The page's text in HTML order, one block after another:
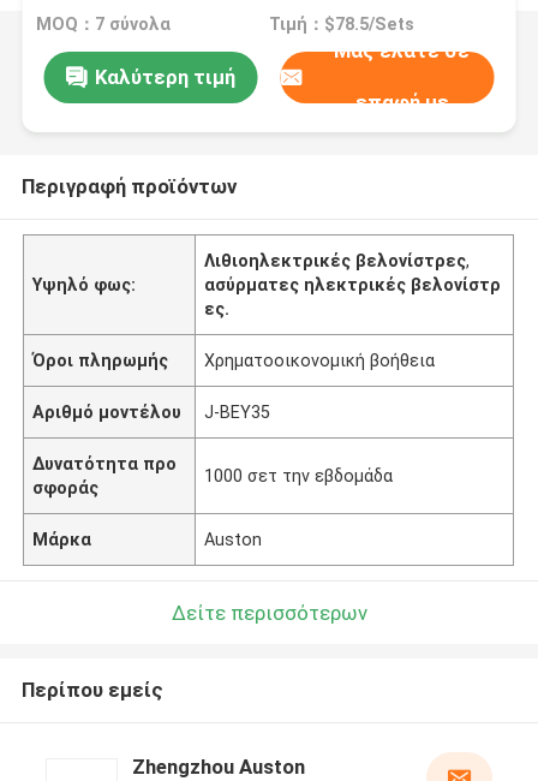
Τσεκούρι 35mm
MOQ：7 σύνολα Τιμή：$78.5/Sets
Καλύτερη τιμή
Μας ελάτε σε
επαφή με
Περιγραφή προϊόντων
Υψηλό φως:
Λιθιοηλεκτρικές βελονίστρες,
ασύρματες ηλεκτρικές βελονίστρ
ες.
Όροι πληρωμής Χρηματοοικονομική βοήθεια
Αριθμό μοντέλου J-BEY35
Δυνατότητα προ
σφοράς
1000 σετ την εβδομάδα
Μάρκα Auston
Δείτε περισσότερων
Περίπου εμείς
Zhengzhou Auston